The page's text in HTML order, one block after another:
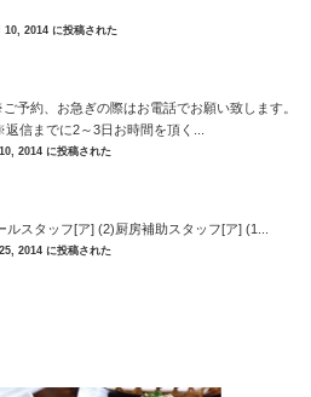
10, 2014 に投稿された
予約、お急ぎの際はお電話でお願い致します。
信までに2～3日お時間を頂く...
2014 に投稿された
ルスタッフ[ア] (2)厨房補助スタッフ[ア] (1...
2014 に投稿された